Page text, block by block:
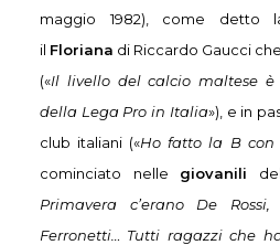
maggio 1982), come detto
il Floriana di Riccardo Gaucci
(«Il livello del calcio maltese
della Lega Pro in Italia»), e in
club italiani («Ho fatto la B con
cominciato nelle giovanili
Primavera c’erano De
Ferronetti… Tutti ragazzi che